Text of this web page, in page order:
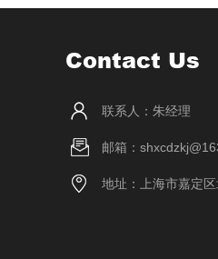
Contact Us
联系人：朱经理
邮箱：
地址：上海市嘉定